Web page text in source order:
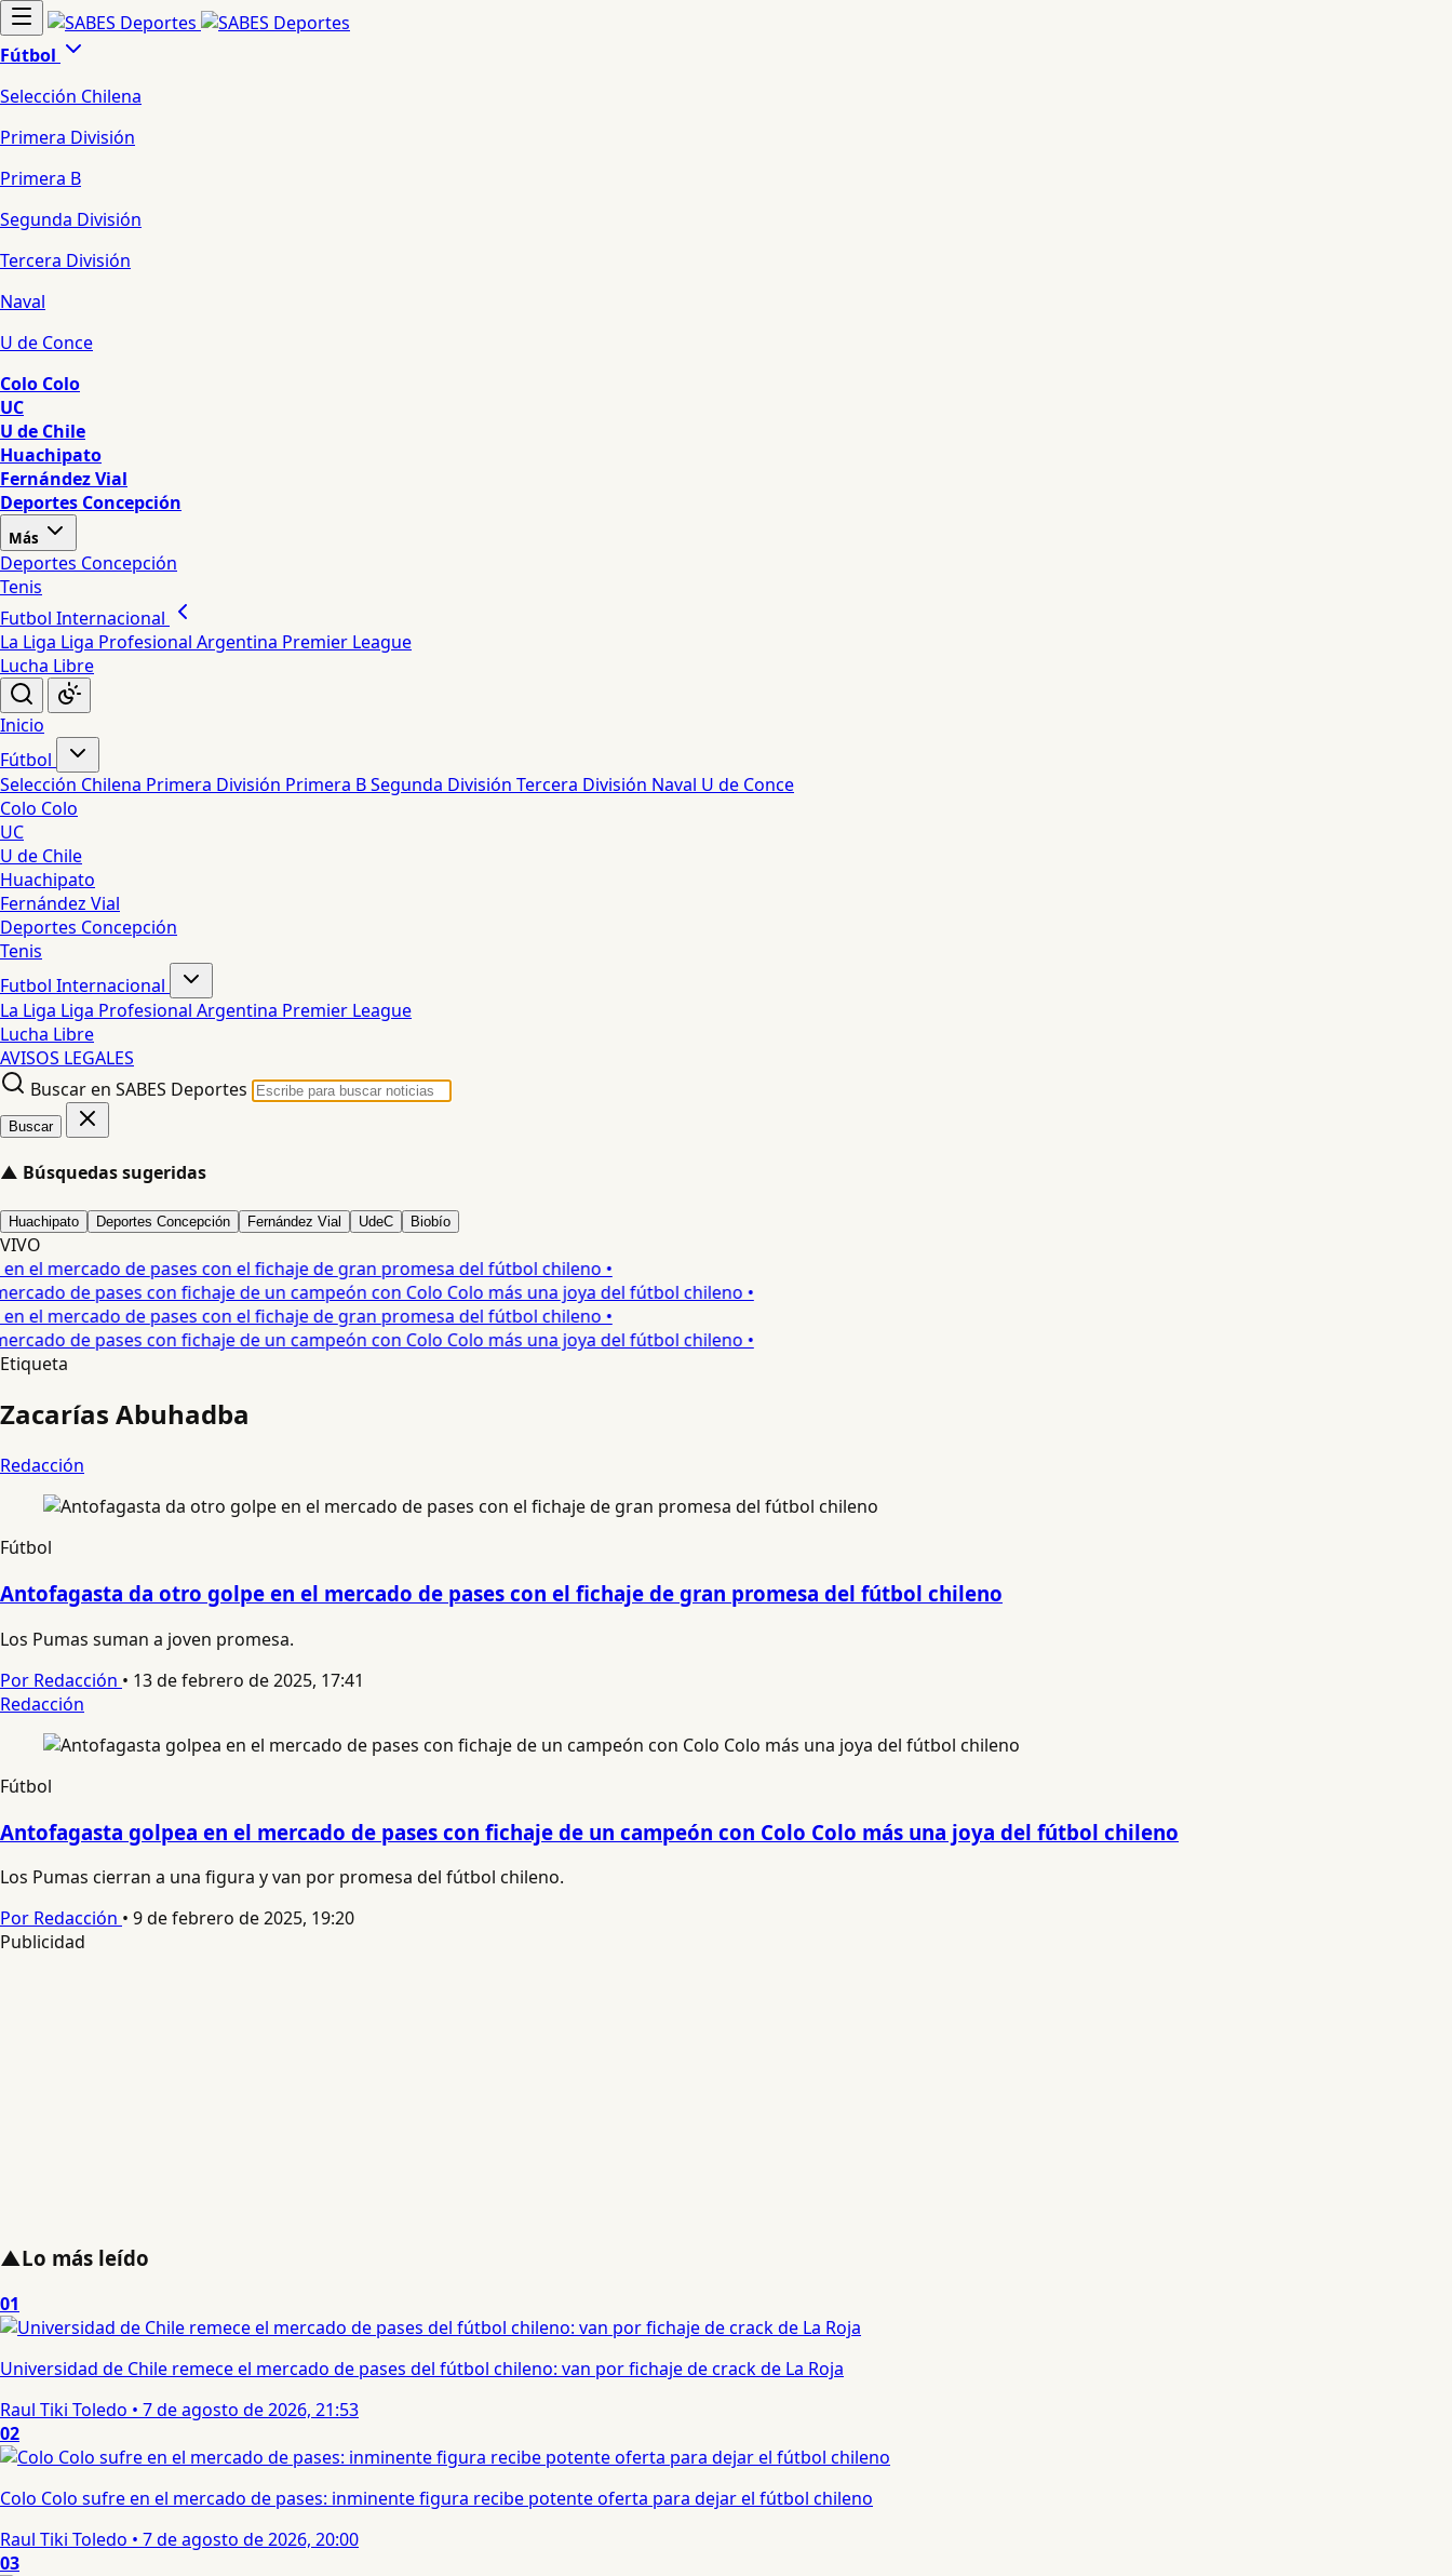
Fútbol
Selección Chilena
Primera División
Primera B
Segunda División
Tercera División
Naval
U de Conce
Colo Colo
UC
U de Chile
Huachipato
Fernández Vial
Deportes Concepción
Más
Deportes Concepción
Tenis
Futbol Internacional
La Liga Liga Profesional Argentina Premier League
Lucha Libre
Inicio
Fútbol
Selección Chilena Primera División Primera BSegunda División Tercera División Naval U de Conce
Colo Colo
UC
U de Chile
Huachipato
Fernández Vial
Deportes Concepción
Tenis
Futbol Internacional
La Liga Liga Profesional Argentina Premier League
Lucha Libre
AVISOS LEGALES
Buscar en SABES Deportes
Buscar
▲ Búsquedas sugeridas
Huachipato Deportes Concepción Fernández Vial UdeC Biobío
VIVO
mercado de pases con el fichaje de gran promesa del fútbol chileno •
de pases con fichaje de un campeón con Colo Colo más una joya del fútbol chileno •
mercado de pases con el fichaje de gran promesa del fútbol chileno •
de pases con fichaje de un campeón con Colo Colo más una joya del fútbol chileno •
Etiqueta
Zacarías Abuhadba
Redacción
Fútbol
Antofagasta da otro golpe en el mercado de pases con el fichaje de gran promesa del fútbol chileno
Los Pumas suman a joven promesa.
Por Redacción • 13 de febrero de 2025, 17:41
Redacción
Fútbol
Antofagasta golpea en el mercado de pases con fichaje de un campeón con Colo Colo más una joya del fútbol chileno
Los Pumas cierran a una figura y van por promesa del fútbol chileno.
Por Redacción • 9 de febrero de 2025, 19:20
Publicidad
▲Lo más leído
01
Universidad de Chile remece el mercado de pases del fútbol chileno: van por fichaje de crack de La Roja
Raul Tiki Toledo • 7 de agosto de 2026, 21:53
02
Colo Colo sufre en el mercado de pases: inminente figura recibe potente oferta para dejar el fútbol chileno
Raul Tiki Toledo • 7 de agosto de 2026, 20:00
03